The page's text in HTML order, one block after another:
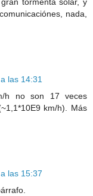
nada,
las 14:31
h no son 17 veces
km/h). Más
las 15:37